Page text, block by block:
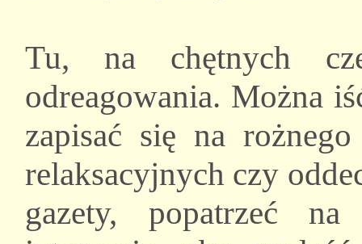
Tu, na chętnych
odreagowania. Można
zapisać się na
relaksacyjnych czy
gazety, popatrzeć